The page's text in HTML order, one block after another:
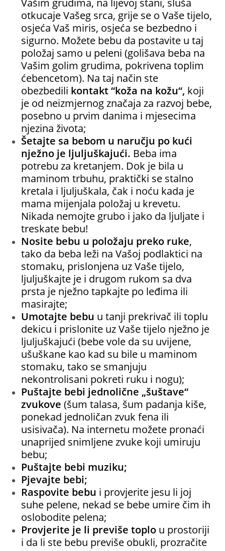
otkucaje Vašeg srca, grije se o Vaše tijelo,
osjeća Vaš miris, osjeća se bezbedno i
sigurno. Možete bebu da postavite u taj
položaj samo u peleni (golišava beba na
Vašim golim grudima, pokrivena toplim
ćebencetom). Na taj način ste
obezbedili kontakt “koža na kožu“, koji
je od neizmjernog značaja za razvoj bebe,
posebno u prvim danima i mjesecima
njezina života;
Šetajte sa bebom u naručju po kući
nježno je ljuljuškajući. Beba ima
potrebu za kretanjem. Dok je bila u
maminom trbuhu, praktički se stalno
kretala i ljuljuškala, čak i noću kada je
mama mijenjala položaj u krevetu.
Nikada nemojte grubo i jako da ljuljate i
treskate bebu!
Nosite bebu u položaju preko ruke,
tako da beba leži na Vašoj podlaktici na
stomaku, prislonjena uz Vaše tijelo,
ljuljuškajte je i drugom rukom sa dva
prsta je nježno tapkajte po leđima ili
masirajte;
Umotajte bebu u tanji prekrivač ili toplu
dekicu i prislonite uz Vaše tijelo nježno je
ljuljuškajući (bebe vole da su uvijene,
ušuškane kao kad su bile u maminom
stomaku, tako se smanjuju
nekontrolisani pokreti ruku i nogu);
Puštajte bebi jednolične „šuštave“
zvukove(šum talasa, šum padanja kiše,
ponekad jednoličan zvuk fena ili
usisivača). Na internetu možete pronaći
unaprijed snimljene zvuke koji umiruju
bebu;
Puštajte bebi muziku;
Pjevajte bebi;
Raspovite bebu i provjerite jesu li joj
suhe pelene, nekad se bebe umire čim ih
oslobodite pelena;
Provjerite je li previše toplo u prostoriji
i da li ste bebu previše obukli, prozračite